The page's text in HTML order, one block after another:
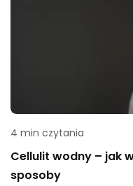
4 min czytania
Cellulit wodny – jak
sposoby